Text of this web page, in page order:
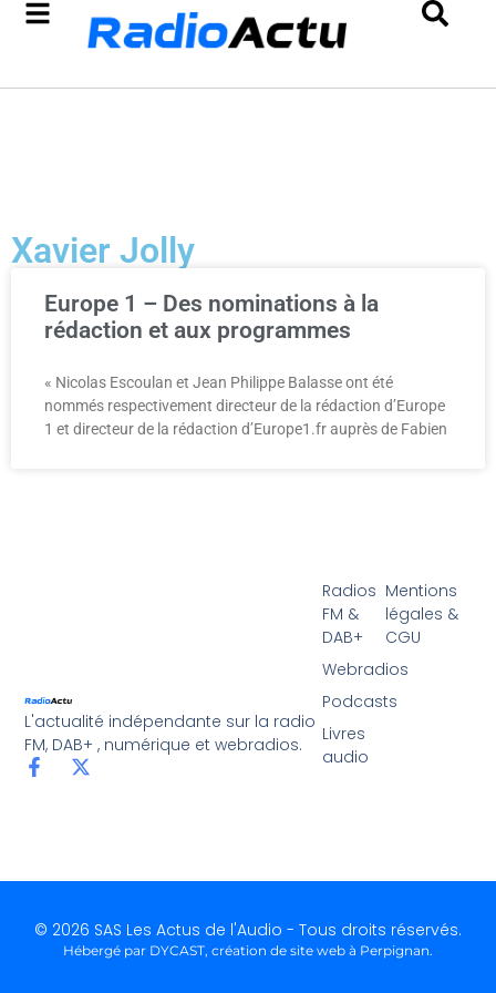
Xavier Jolly
Europe 1 – Des nominations à la
rédaction et aux programmes
« Nicolas Escoulan et Jean Philippe Balasse ont été
nommés respectivement directeur de la rédaction d’Europe
1 et directeur de la rédaction d’Europe1.fr auprès de Fabien
L'actualité indépendante sur la radio
FM, DAB+ , numérique et webradios.
Radios
FM &
DAB+
Webradios
Podcasts
Livres
audio
Mentions
légales &
CGU
© 2026 SAS Les Actus de l'Audio - Tous droits réservés.
Hébergé par DYCAST, création de site web à Perpignan.